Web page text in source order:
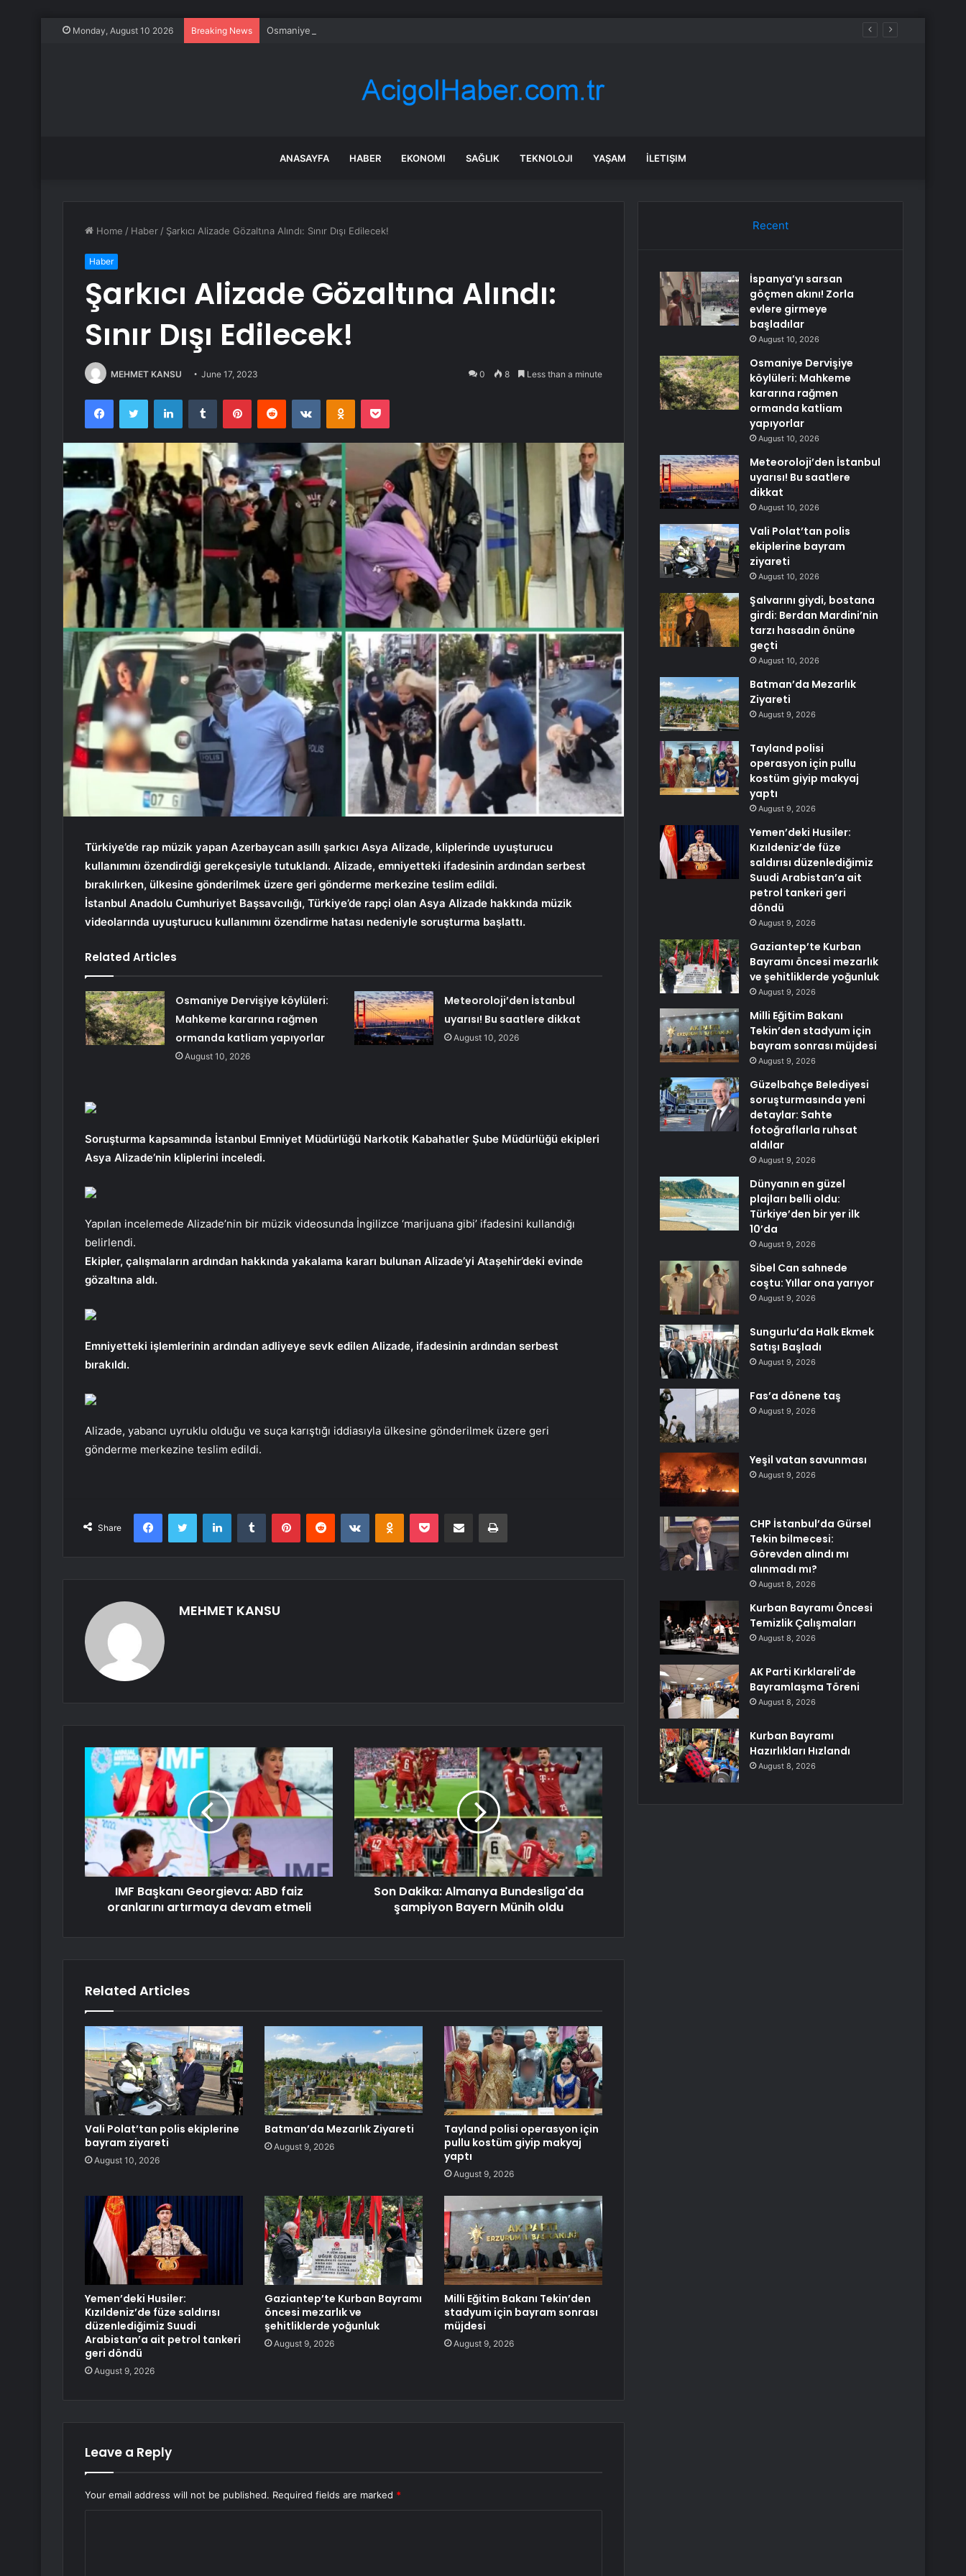
Monday, August 10 2026 Breaking News Osmaniye Dervişiye köylüleri: Mahkeme kararına rağmen ormanda katliam yapıyorlar
ANASAYFA HABER EKONOMI SAĞLIK TEKNOLOJI YAŞAM İLETIŞIM
Home / Haber / Şarkıcı Alizade Gözaltına Alındı: Sınır Dışı Edilecek!
Haber
Şarkıcı Alizade Gözaltına Alındı:
Sınır Dışı Edilecek!
MEHMET KANSU June 17, 2023 0 8 Less than a minute
FacebookTwitter LinkedInTumblr PinterestReddit VKontakteOdnoklassniki
Pocket
Türkiye’de rap müzik yapan Azerbaycan asıllı şarkıcı Asya Alizade, kliplerinde uyuşturucu
kullanımını özendirdiği gerekçesiyle tutuklandı. Alizade, emniyetteki ifadesinin ardından serbest
bırakılırken, ülkesine gönderilmek üzere geri gönderme merkezine teslim edildi.
İstanbul Anadolu Cumhuriyet Başsavcılığı, Türkiye’de rapçi olan Asya Alizade hakkında müzik
videolarında uyuşturucu kullanımını özendirme hatası nedeniyle soruşturma başlattı.
Related Articles
Osmaniye Dervişiye köylüleri:
Mahkeme kararına rağmen
ormanda katliam yapıyorlar
August 10, 2026
Meteoroloji’den İstanbul
uyarısı! Bu saatlere dikkat
August 10, 2026
Soruşturma kapsamında İstanbul Emniyet Müdürlüğü Narkotik Kabahatler Şube Müdürlüğü ekipleri
Asya Alizade’nin kliplerini inceledi.
Yapılan incelemede Alizade’nin bir müzik videosunda İngilizce ‘marijuana gibi’ ifadesini kullandığı
belirlendi.
Ekipler, çalışmaların ardından hakkında yakalama kararı bulunan Alizade’yi Ataşehir’deki evinde
gözaltına aldı.
Emniyetteki işlemlerinin ardından adliyeye sevk edilen Alizade, ifadesinin ardından serbest
bırakıldı.
Alizade, yabancı uyruklu olduğu ve suça karıştığı iddiasıyla ülkesine gönderilmek üzere geri
gönderme merkezine teslim edildi.
Share
FacebookTwitter LinkedInTumblr PinterestReddit VKontakteOdnoklassniki
Pocket Share via Email Print
MEHMET KANSU
IMF Başkanı Georgieva: ABD faiz
oranlarını artırmaya devam etmeli
Son Dakika: Almanya Bundesliga'da
şampiyon Bayern Münih oldu
Related Articles
Vali Polat’tan polis ekiplerine
bayram ziyareti
August 10, 2026
Batman’da Mezarlık Ziyareti
August 9, 2026
Tayland polisi operasyon için
pullu kostüm giyip makyaj
yaptı
August 9, 2026
Yemen’deki Husiler:
Kızıldeniz’de füze saldırısı
düzenlediğimiz Suudi
Arabistan’a ait petrol tankeri
geri döndü
August 9, 2026
Gaziantep’te Kurban Bayramı
öncesi mezarlık ve
şehitliklerde yoğunluk
August 9, 2026
Milli Eğitim Bakanı Tekin’den
stadyum için bayram sonrası
müjdesi
August 9, 2026
Leave a Reply
Your email address will not be published. Required fields are marked *
Recent
İspanya’yı sarsan
göçmen akını! Zorla
evlere girmeye
başladılar
August 10, 2026
Osmaniye Dervişiye
köylüleri: Mahkeme
kararına rağmen
ormanda katliam
yapıyorlar
August 10, 2026
Meteoroloji’den İstanbul
uyarısı! Bu saatlere
dikkat
August 10, 2026
Vali Polat’tan polis
ekiplerine bayram
ziyareti
August 10, 2026
Şalvarını giydi, bostana
girdi: Berdan Mardini’nin
tarzı hasadın önüne
geçti
August 10, 2026
Batman’da Mezarlık
Ziyareti
August 9, 2026
Tayland polisi
operasyon için pullu
kostüm giyip makyaj
yaptı
August 9, 2026
Yemen’deki Husiler:
Kızıldeniz’de füze
saldırısı düzenlediğimiz
Suudi Arabistan’a ait
petrol tankeri geri
döndü
August 9, 2026
Gaziantep’te Kurban
Bayramı öncesi mezarlık
ve şehitliklerde yoğunluk
August 9, 2026
Milli Eğitim Bakanı
Tekin’den stadyum için
bayram sonrası müjdesi
August 9, 2026
Güzelbahçe Belediyesi
soruşturmasında yeni
detaylar: Sahte
fotoğraflarla ruhsat
aldılar
August 9, 2026
Dünyanın en güzel
plajları belli oldu:
Türkiye’den bir yer ilk
10’da
August 9, 2026
Sibel Can sahnede
coştu: Yıllar ona yarıyor
August 9, 2026
Sungurlu’da Halk Ekmek
Satışı Başladı
August 9, 2026
Fas’a dönene taş
August 9, 2026
Yeşil vatan savunması
August 9, 2026
CHP İstanbul’da Gürsel
Tekin bilmecesi:
Görevden alındı mı
alınmadı mı?
August 8, 2026
Kurban Bayramı Öncesi
Temizlik Çalışmaları
August 8, 2026
AK Parti Kırklareli’de
Bayramlaşma Töreni
August 8, 2026
Kurban Bayramı
Hazırlıkları Hızlandı
August 8, 2026